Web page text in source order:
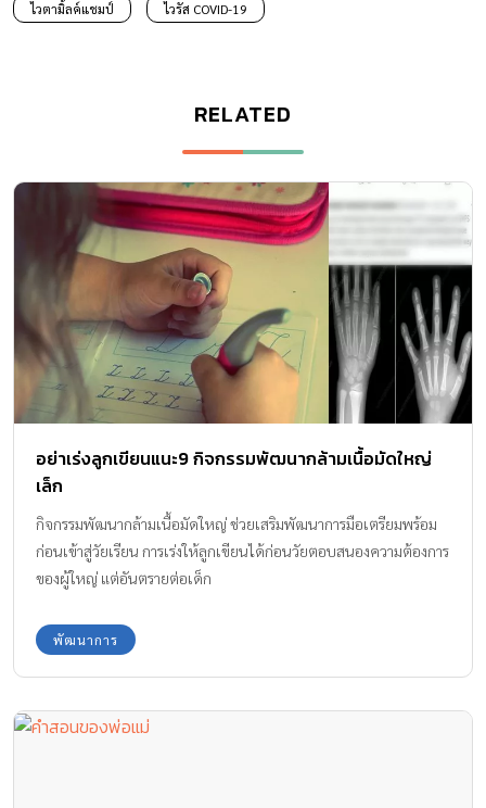
ไวตามิ้ลค์แชมป์ ไวรัส COVID-19
RELATED
อย่าเร่งลูกเขียนแนะ9 กิจกรรมพัฒนากล้ามเนื้อมัดใหญ่
เล็ก
กิจกรรมพัฒนากล้ามเนื้อมัดใหญ่ ช่วยเสริมพัฒนาการมือเตรียมพร้อม
ก่อนเข้าสู่วัยเรียน การเร่งให้ลูกเขียนได้ก่อนวัยตอบสนองความต้องการ
ของผู้ใหญ่ แต่อันตรายต่อเด็ก
พัฒนาการ